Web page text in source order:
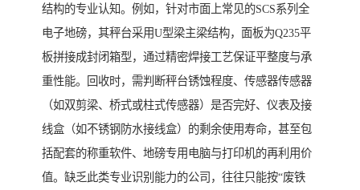
结构的专业认知。例如，针对市面上常见的SCS系列全
电子地磅，其秤台采用U型梁主梁结构，面板为Q235平
板拼接成封闭箱型，通过精密焊接工艺保证平整度与承
重性能。回收时，需判断秤台锈蚀程度、传感器传感器
（如双剪梁、桥式或柱式传感器）是否完好、仪表及接
线盒（如不锈钢防水接线盒）的剩余使用寿命，甚至包
括配套的称重软件、地磅专用电脑与打印机的再利用价
值。缺乏此类专业识别能力的公司，往往只能按“废铁